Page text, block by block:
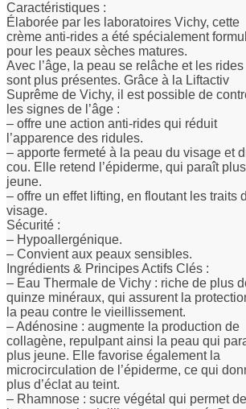
Caractéristiques :
Élaborée par les laboratoires Vichy, cette
crème anti-rides a été spécialement
pour les peaux sèches matures.
Avec l’âge, la peau se relâche et les rides
sont plus présentes. Grâce à la Liftactiv
Suprême de Vichy, il est possible de
les signes de l’âge :
– offre une action anti-rides qui réduit
l’apparence des ridules.
– apporte fermeté à la peau du visage et
cou. Elle retend l’épiderme, qui paraît plus
jeune.
– offre un effet lifting, en floutant les traits
visage.
Sécurité :
– Hypoallergénique.
– Convient aux peaux sensibles.
Ingrédients & Principes Actifs Clés :
– Eau Thermale de Vichy : riche de plus
quinze minéraux, qui assurent la
la peau contre le vieillissement.
– Adénosine : augmente la production de
collagène, repulpant ainsi la peau qui
plus jeune. Elle favorise également la
microcirculation de l’épiderme, ce qui
plus d’éclat au teint.
– Rhamnose : sucre végétal qui permet de